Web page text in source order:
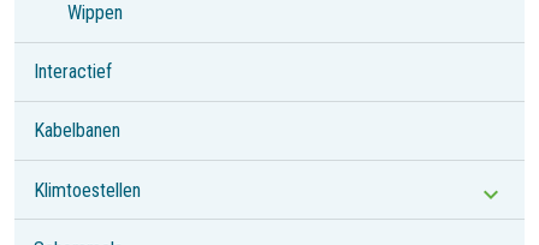
Wippen
Interactief
Kabelbanen
Klimtoestellen